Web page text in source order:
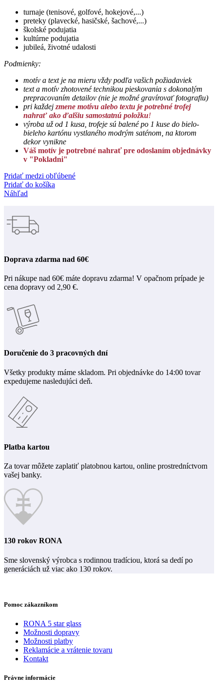
turnaje (tenisové, golfové, hokejové,...)
preteky (plavecké, hasičské, šachové,...)
školské podujatia
kultúrne podujatia
jubileá, životné udalosti
Podmienky:
motív a text je na mieru vždy podľa vašich požiadaviek
text a motív zhotovené technikou pieskovania s dokonalým
prepracovaním detailov (nie je možné gravírovať fotografiu)
pri každej zmene motívu alebo textu je potrebné trofej
nahrať ako ďalšiu samostatnú položku!
výroba už od 1 kusa, trofeje sú balené po 1 kuse do bielo-
bieleho kartónu vystlaného modrým saténom, na ktorom
dekor vynikne
Váš motív je potrebné nahrať pre odoslaním objednávky
v "Pokladni"
Pridať medzi obľúbené
Pridať do košíka
Náhľad
Doprava zdarma nad 60€
Pri nákupe nad 60€ máte dopravu zdarma! V opačnom prípade je
cena dopravy od 2,90 €.
Doručenie do 3 pracovných dní
Všetky produkty máme skladom. Pri objednávke do 14:00 tovar
expedujeme nasledujúci deň.
Platba kartou
Za tovar môžete zaplatiť platobnou kartou, online prostredníctvom
vašej banky.
130 rokov RONA
Sme slovenský výrobca s rodinnou tradíciou, ktorá sa dedí po
generáciách už viac ako 130 rokov.
Pomoc zákazníkom
RONA 5 star glass
Možnosti dopravy
Možnosti platby
Reklamácie a vrátenie tovaru
Kontakt
Právne informácie